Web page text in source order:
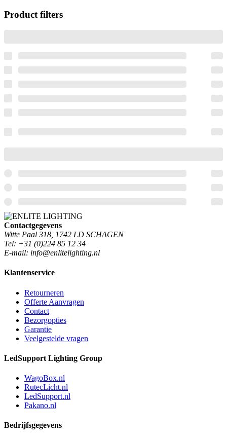
Product filters
Contactgegevens
Witte Paal 318, 1742 LD SCHAGEN
Tel: +31 (0)224 85 12 34
E-mail: info@enlitelighting.nl
Klantenservice
Retourneren
Offerte Aanvragen
Contact
Bezorgopties
Garantie
Veelgestelde vragen
LedSupport Lighting Group
WagoBox.nl
RutecLicht.nl
LedSupport.nl
Pakano.nl
Bedrijfsgegevens